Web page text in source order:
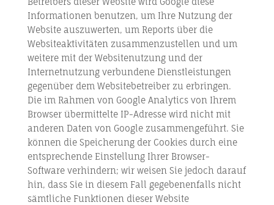
Informationen benutzen, um Ihre Nutzung der
Website auszuwerten, um Reports über die
Websiteaktivitäten zusammenzustellen und um
weitere mit der Websitenutzung und der
Internetnutzung verbundene Dienstleistungen
gegenüber dem Websitebetreiber zu erbringen.
Die im Rahmen von Google Analytics von Ihrem
Browser übermittelte IP-Adresse wird nicht mit
anderen Daten von Google zusammengeführt. Sie
können die Speicherung der Cookies durch eine
entsprechende Einstellung Ihrer Browser-
Software verhindern; wir weisen Sie jedoch darauf
hin, dass Sie in diesem Fall gegebenenfalls nicht
sämtliche Funktionen dieser Website